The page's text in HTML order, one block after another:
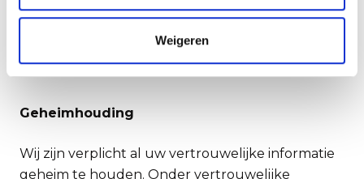
Weigeren
om adequate identificatie door een kopie van een
dan niet om op de kopie BSN en pasfoto af te
Geheimhouding
Wij zijn verplicht al uw vertrouwelijke informatie
geheim te houden. Onder vertrouwelijke